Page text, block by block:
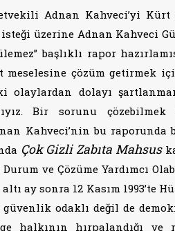
Adnan Kahveci’yi
üzerine Adnan Kahveci
başlıklı rapor
çözüm getirmek
olaylardan dolayı
Bir sorunu
Kahveci’nin bu
Çok Gizli Zabıta Mahsus
ve Çözüme Yardımcı
ay sonra 12 Kasım 1993’te
odaklı değil de
halkının hırpalandığı